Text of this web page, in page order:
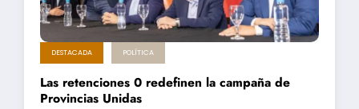
DESTACADA POLÍTICA
Las retenciones 0 redefinen la campaña de
Provincias Unidas